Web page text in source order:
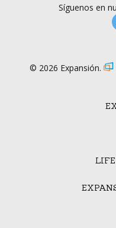
Síguenos en
© 2026 Expansión.